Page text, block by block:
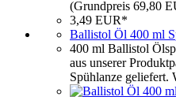
(Grundpreis 69,80
3,49 EUR*
Ballistol Öl 400 ml
400 ml Ballistol
aus unserer
Spühlanze